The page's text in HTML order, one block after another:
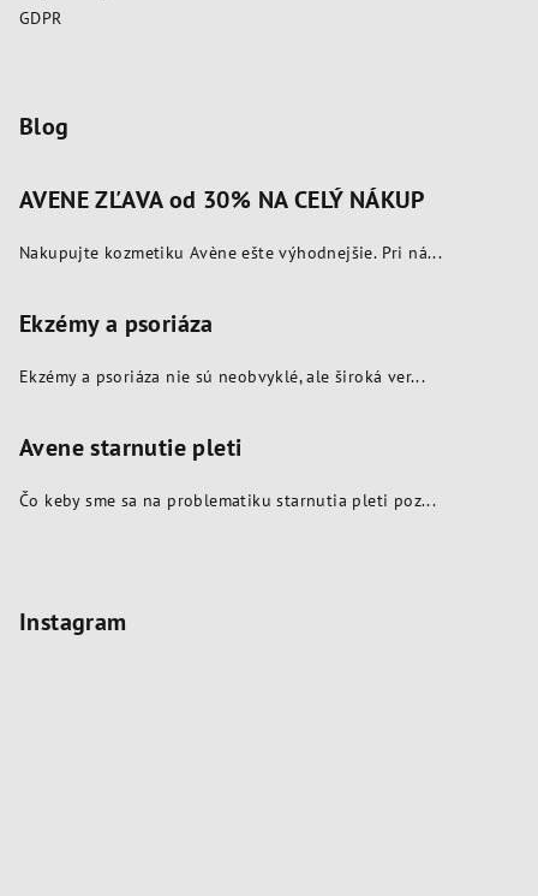
i
u
GDPR
Blog
AVENE ZĽAVA od 30% NA CELÝ NÁKUP
Nakupujte kozmetiku Avène ešte výhodnejšie. Pri ná...
Ekzémy a psoriáza
Ekzémy a psoriáza nie sú neobvyklé, ale široká ver...
Avene starnutie pleti
Čo keby sme sa na problematiku starnutia pleti poz...
Instagram